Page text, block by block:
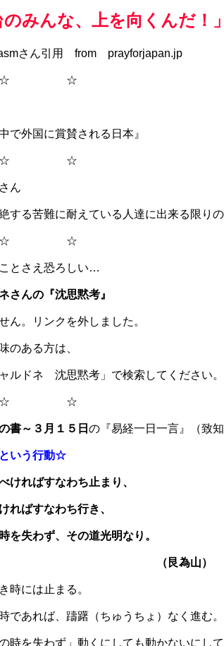
みんな、上を向くんだ！
さん引用 from prayforjapan.jp
☆
で外国に賞賛される日本』
☆
ん
絶する苦難に耐えている人達に出来る限り
☆
とさえ恐ろしい…
さんの『沈思黙考』
ん。リンクを外しました。
ある方は、
ドネ 沈思黙考」で検索してください。
☆
書～３月１５日 の『易経一日一言』（致
いう行動☆
ければすなわち止まり、
ればすなわち行き、
を失わず、その道光明なり。
艮為山）
時には止まる。
であれば、躊躇（ちゅうちょ）なく進む。
の時を失わず」動くにしても動かないにし